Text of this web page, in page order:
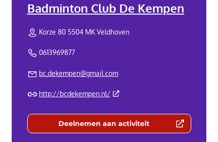
Badminton Club De Kempen
Korze 80 5504 MK Veldhoven
0613969877
bc.dekempen@gmail.com
http://bcdekempen.nl/ (Deze link gaat naar een externe
Deelnemen aan activiteit(Deze link gaat naar een externe